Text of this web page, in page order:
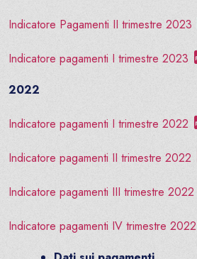
Indicatore Pagamenti II trimestre 2023
Indicatore pagamenti I trimestre 2023
2022
Indicatore pagamenti I trimestre 2022
Indicatore pagamenti II trimestre 2022
Indicatore pagamenti III trimestre 2022
Indicatore pagamenti IV trimestre 2022